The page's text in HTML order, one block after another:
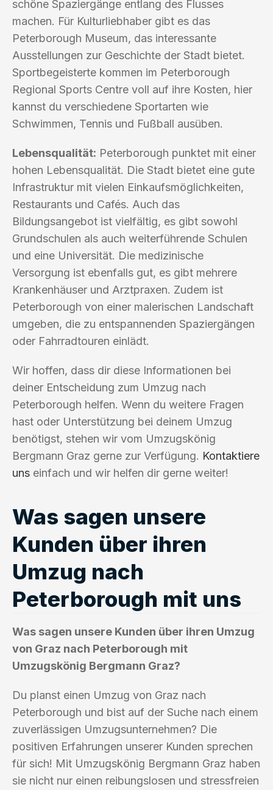
schöne Spaziergänge entlang des Flusses
machen. Für Kulturliebhaber gibt es das
Peterborough Museum, das interessante
Ausstellungen zur Geschichte der Stadt bietet.
Sportbegeisterte kommen im Peterborough
Regional Sports Centre voll auf ihre Kosten, hier
kannst du verschiedene Sportarten wie
Schwimmen, Tennis und Fußball ausüben.
Lebensqualität: Peterborough punktet mit einer
hohen Lebensqualität. Die Stadt bietet eine gute
Infrastruktur mit vielen Einkaufsmöglichkeiten,
Restaurants und Cafés. Auch das
Bildungsangebot ist vielfältig, es gibt sowohl
Grundschulen als auch weiterführende Schulen
und eine Universität. Die medizinische
Versorgung ist ebenfalls gut, es gibt mehrere
Krankenhäuser und Arztpraxen. Zudem ist
Peterborough von einer malerischen Landschaft
umgeben, die zu entspannenden Spaziergängen
oder Fahrradtouren einlädt.
Wir hoffen, dass dir diese Informationen bei
deiner Entscheidung zum Umzug nach
Peterborough helfen. Wenn du weitere Fragen
hast oder Unterstützung bei deinem Umzug
benötigst, stehen wir vom Umzugskönig
Bergmann Graz gerne zur Verfügung. Kontaktiere
uns einfach und wir helfen dir gerne weiter!
Was sagen unsere
Kunden über ihren
Umzug nach
Peterborough mit uns
Was sagen unsere Kunden über ihren Umzug
von Graz nach Peterborough mit
Umzugskönig Bergmann Graz?
Du planst einen Umzug von Graz nach
Peterborough und bist auf der Suche nach einem
zuverlässigen Umzugsunternehmen? Die
positiven Erfahrungen unserer Kunden sprechen
für sich! Mit Umzugskönig Bergmann Graz haben
sie nicht nur einen reibungslosen und stressfreien